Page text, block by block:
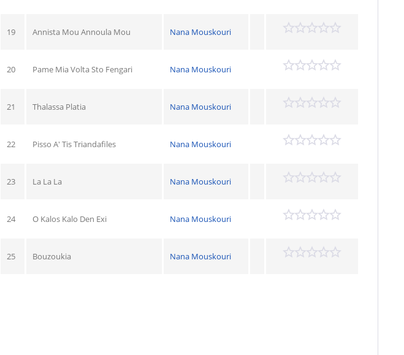
19 Annista Mou Annoula Mou Nana Mouskouri
20 Pame Mia Volta Sto Fengari Nana Mouskouri
21 Thalassa Platia Nana Mouskouri
22 Pisso A' Tis Triandafiles Nana Mouskouri
23 La La La Nana Mouskouri
24 O Kalos Kalo Den Exi Nana Mouskouri
25 Bouzoukia Nana Mouskouri